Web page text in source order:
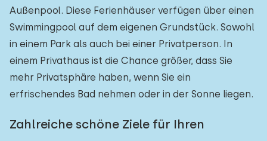
Außenpool. Diese Ferienhäuser verfügen über einen
Swimmingpool auf dem eigenen Grundstück. Sowohl
in einem Park als auch bei einer Privatperson. In
einem Privathaus ist die Chance größer, dass Sie
mehr Privatsphäre haben, wenn Sie ein
erfrischendes Bad nehmen oder in der Sonne liegen.
Zahlreiche schöne Ziele für Ihren